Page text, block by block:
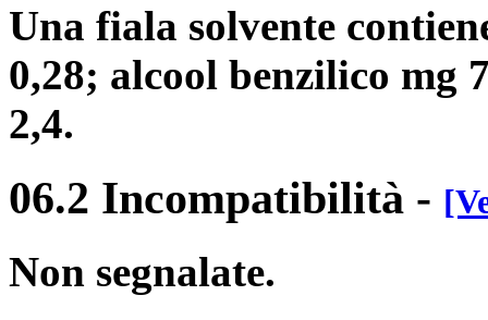
Una fiala solvente
0,28; alcool benzilico mg
2,4.
06.2 Incompatibilità -
Non segnalate.